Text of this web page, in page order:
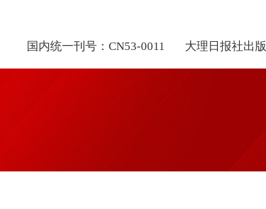
国内统一刊号：CN53-0011 大理日报社出版